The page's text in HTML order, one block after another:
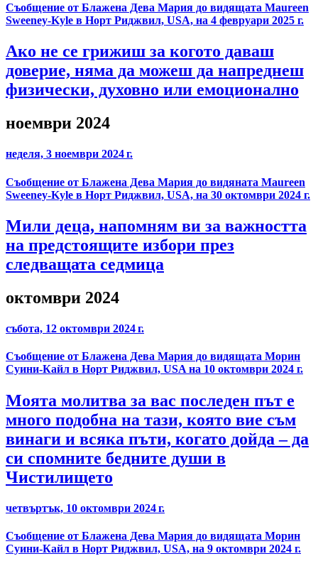
Съобщение от Блажена Дева Мария до видящата Maureen
Sweeney-Kyle в Норт Риджвил, USA, на 4 февруари 2025 г.
Ако не се грижиш за когото даваш
доверие, няма да можеш да напреднеш
физически, духовно или емоционално
ноември 2024
неделя, 3 ноември 2024 г.
Съобщение от Блажена Дева Мария до видяната Maureen
Sweeney-Kyle в Норт Риджвил, USA, на 30 октомври 2024 г.
Мили деца, напомням ви за важността
на предстоящите избори през
следващата седмица
октомври 2024
събота, 12 октомври 2024 г.
Съобщение от Блажена Дева Мария до видящата Морин
Суини-Кайл в Норт Риджвил, USA на 10 октомври 2024 г.
Моята молитва за вас последен път е
много подобна на тази, която вие съм
винаги и всяка пъти, когато дойда – да
си спомните бедните души в
Чистилището
четвъртък, 10 октомври 2024 г.
Съобщение от Блажена Дева Мария до видящата Морин
Суини-Кайл в Норт Риджвил, USA, на 9 октомври 2024 г.